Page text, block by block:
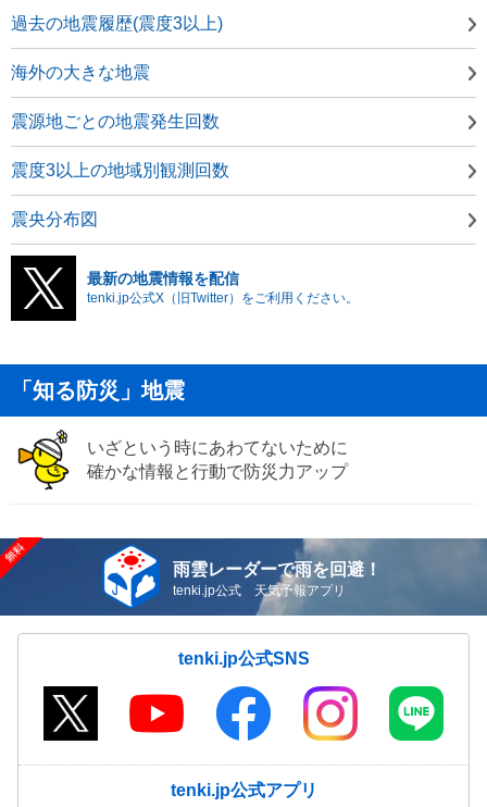
過去の地震履歴(震度3以上)
海外の大きな地震
震源地ごとの地震発生回数
震度3以上の地域別観測回数
震央分布図
最新の地震情報を配信
tenki.jp公式X（旧Twitter）をご利用ください。
「知る防災」地震
いざという時にあわてないために
確かな情報と行動で防災力アップ
雨雲レーダーで雨を回避！
tenki.jp公式 天気予報アプリ
tenki.jp公式SNS
tenki.jp公式アプリ